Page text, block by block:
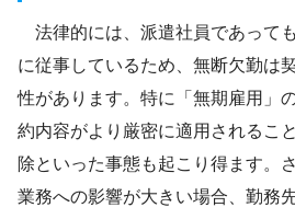
法律的には、派遣社員であって
に従事しているため、無断欠勤は
性があります。特に「無期雇用」
約内容がより厳密に適用されるこ
除といった事態も起こり得ます。
業務への影響が大きい場合、勤務